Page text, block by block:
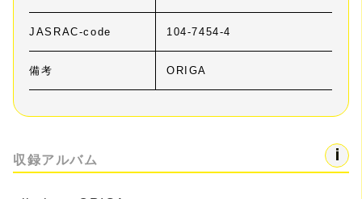
JASRAC-code 104-7454-4
備考 ORIGA
収録アルバム